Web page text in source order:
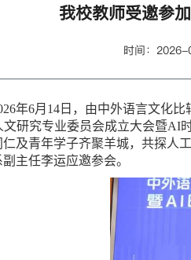
我校教师受邀参
时间：
年6月14日，由中外语言文化
文研究专业委员会成立大会暨AI
仁及青年学子齐聚羊城，共探人
主任李运应邀参会。